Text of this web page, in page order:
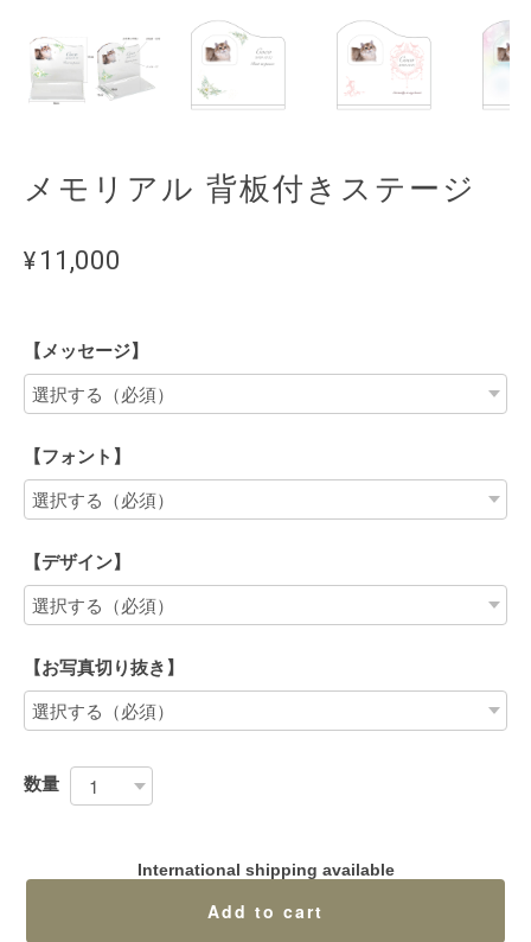
メモリアル 背板付きステージ
¥11,000
【メッセージ】
【フォント】
【デザイン】
【お写真切り抜き】
数量
International shipping available
Add to cart